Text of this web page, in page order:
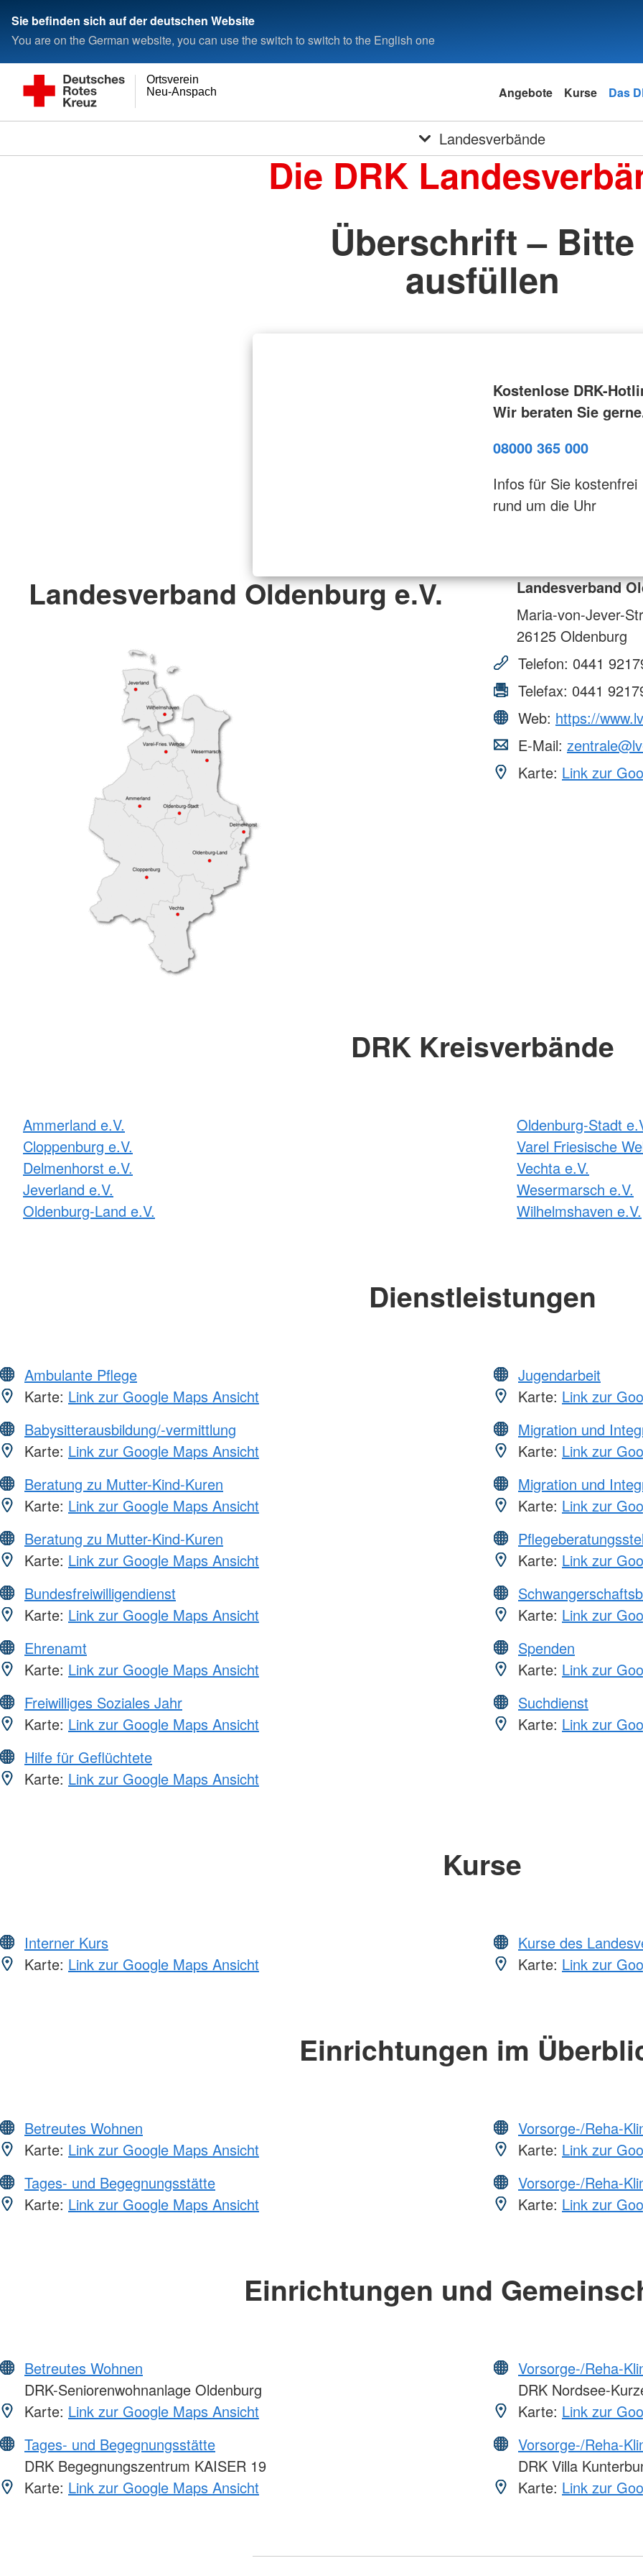
Sie befinden sich auf der deutschen Website
You are on the German website, you can use the switch to switch to the English one
Neu-Anspach
Ortsverein
Angebote Kurse Das
Landesverbände
Die DRK
Überschrift – Bitte
ausfüllen
Kostenlose DRK-
Wir beraten Sie
08000 365 000
Infos für Sie kostenfrei
rund um die Uhr
Landesverband Oldenburg e.V.
Landesverband
Maria-von-Jever-
26125 Oldenburg
Telefon: 0441
Telefax: 0441
Web: https://
E-Mail:
Karte: Link zur
DRK Kreisverbände
Ammerland e.V.
Cloppenburg e.V.
Delmenhorst e.V.
Jeverland e.V.
Oldenburg-Land e.V.
Oldenburg-Stadt
Varel Friesische
Vechta e.V.
Wesermarsch e.V.
Wilhelmshaven e.V.
Dienstleistungen
Ambulante Pflege
Karte: Link zur Google Maps Ansicht
Babysitterausbildung/-vermittlung
Karte: Link zur Google Maps Ansicht
Beratung zu Mutter-Kind-Kuren
Karte: Link zur Google Maps Ansicht
Beratung zu Mutter-Kind-Kuren
Karte: Link zur Google Maps Ansicht
Bundesfreiwilligendienst
Karte: Link zur Google Maps Ansicht
Ehrenamt
Karte: Link zur Google Maps Ansicht
Freiwilliges Soziales Jahr
Karte: Link zur Google Maps Ansicht
Hilfe für Geflüchtete
Karte: Link zur Google Maps Ansicht
Jugendarbeit
Karte: Link zur
Migration und
Karte: Link zur
Migration und
Karte: Link zur
Karte: Link zur
Karte: Link zur
Spenden
Karte: Link zur
Suchdienst
Karte: Link zur
Kurse
Interner Kurs
Karte: Link zur Google Maps Ansicht
Kurse des
Karte: Link zur
Einrichtungen im
Betreutes Wohnen
Karte: Link zur Google Maps Ansicht
Tages- und Begegnungsstätte
Karte: Link zur Google Maps Ansicht
Vorsorge-/Reha-
Karte: Link zur
Vorsorge-/Reha-
Karte: Link zur
Einrichtungen und
Betreutes Wohnen
DRK-Seniorenwohnanlage Oldenburg
Karte: Link zur Google Maps Ansicht
Tages- und Begegnungsstätte
DRK Begegnungszentrum KAISER 19
Karte: Link zur Google Maps Ansicht
Vorsorge-/Reha-
DRK Nordsee-
Karte: Link zur
Vorsorge-/Reha-
DRK Villa
Karte: Link zur